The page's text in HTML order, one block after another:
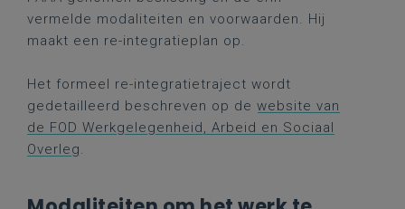
vermelde modaliteiten en voorwaarden. Hij
maakt een re-integratieplan op.
Het formeel re-integratietraject wordt
gedetailleerd beschreven op de website van
de FOD Werkgelegenheid, Arbeid en Sociaal
Overleg.